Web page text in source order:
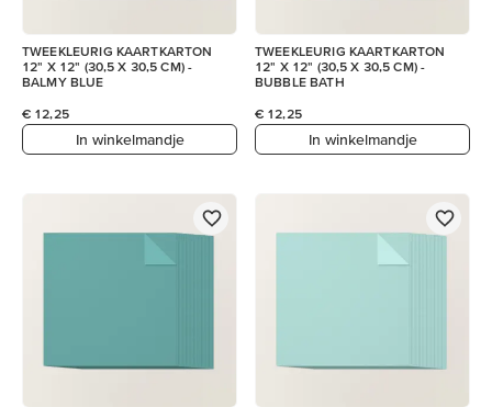
TWEEKLEURIG KAARTKARTON
12" X 12" (30,5 X 30,5 CM) -
BALMY BLUE
€ 12,25
In winkelmandje
TWEEKLEURIG KAARTKARTON
12" X 12" (30,5 X 30,5 CM) -
BUBBLE BATH
€ 12,25
In winkelmandje